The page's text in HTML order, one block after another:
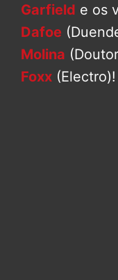
Garfield e os
Dafoe
Molina
Foxx (Electro)!